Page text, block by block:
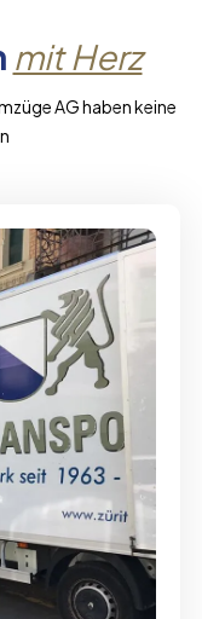
mit Herz
AG haben keine